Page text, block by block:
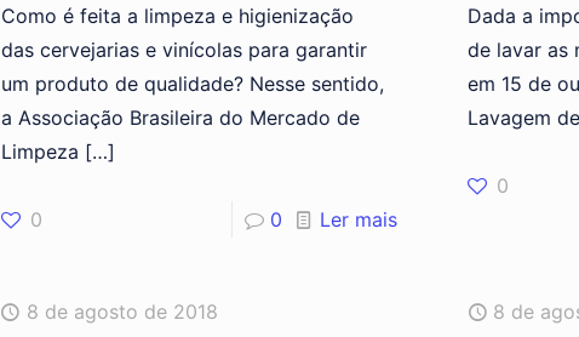
Como é feita a limpeza e higienização
das cervejarias e vinícolas para garantir
um produto de qualidade? Nesse sentido,
a Associação Brasileira do Mercado de
Limpeza […]
0 0 Ler mais
Dada a
de lavar as
em 15 de
Lavagem
0
8 de agosto de 2018 8 de